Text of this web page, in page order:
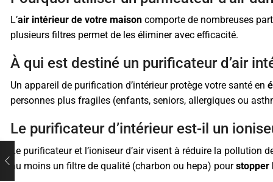
L’air intérieur de votre maison comporte de nombreuses
plusieurs filtres permet de les éliminer avec efficacité.
À qui est destiné un purificateur d’air
Un appareil de purification d’intérieur protège votre santé en
personnes plus fragiles (enfants, seniors, allergiques ou
Le purificateur d’intérieur est-il un
Le purificateur et l’ioniseur d’air visent à réduire la
au moins un filtre de qualité (charbon ou hepa) pourstopper